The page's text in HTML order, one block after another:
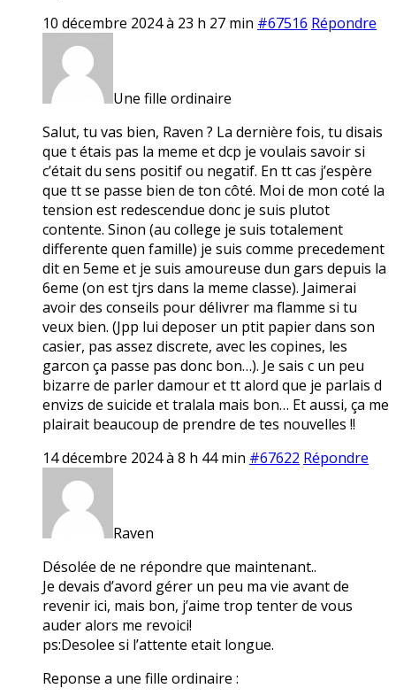
10 décembre 2024 à 23 h 27 min #67516 Répondre
Une fille ordinaire
Salut, tu vas bien, Raven ? La dernière fois, tu disais
que t étais pas la meme et dcp je voulais savoir si
c’était du sens positif ou negatif. En tt cas j’espère
que tt se passe bien de ton côté. Moi de mon coté la
tension est redescendue donc je suis plutot
contente. Sinon (au college je suis totalement
differente quen famille) je suis comme precedement
dit en 5eme et je suis amoureuse dun gars depuis la
6eme (on est tjrs dans la meme classe). Jaimerai
avoir des conseils pour délivrer ma flamme si tu
veux bien. (Jpp lui deposer un ptit papier dans son
casier, pas assez discrete, avec les copines, les
garcon ça passe pas donc bon…). Je sais c un peu
bizarre de parler damour et tt alord que je parlais d
envizs de suicide et tralala mais bon… Et aussi, ça me
plairait beaucoup de prendre de tes nouvelles !!
14 décembre 2024 à 8 h 44 min #67622 Répondre
Raven
Désolée de ne répondre que maintenant..
Je devais d’avord gérer un peu ma vie avant de
revenir ici, mais bon, j’aime trop tenter de vous
auder alors me revoici!
ps:Desolee si l’attente etait longue.
Reponse a une fille ordinaire :